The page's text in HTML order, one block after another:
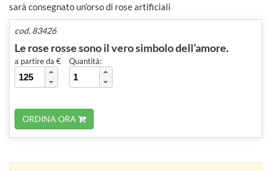
sarà consegnato un’orso di rose artificiali
cod. 83426
Le rose rosse sono il vero simbolo dell’amore.
a partire da € Quantità:
ORDINA ORA